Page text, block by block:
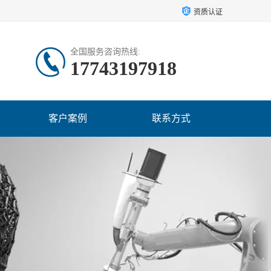
资质认证
全国服务咨询热线:
17743197918
客户案例 联系方式